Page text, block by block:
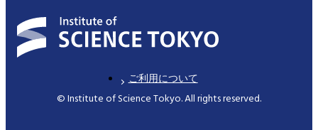
ご利用について
© Institute of Science Tokyo. All rights reserved.